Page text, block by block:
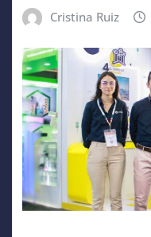
Cristina Ruiz